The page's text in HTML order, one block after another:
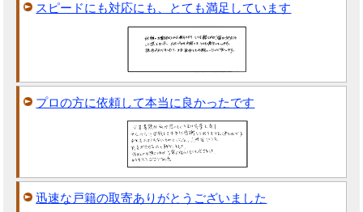
スピードにも対応にも、とても満足しています
プロの方に依頼して本当に良かったです
迅速な戸籍の取寄ありがとうございました